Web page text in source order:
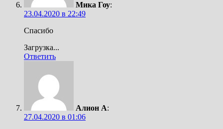
Мика Гоу:
23.04.2020 в 22:49
Спасибо
Загрузка...
Ответить
Алион А:
27.04.2020 в 01:06